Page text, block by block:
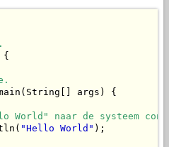
{
args) {
naar de systeem
"Hello World" );